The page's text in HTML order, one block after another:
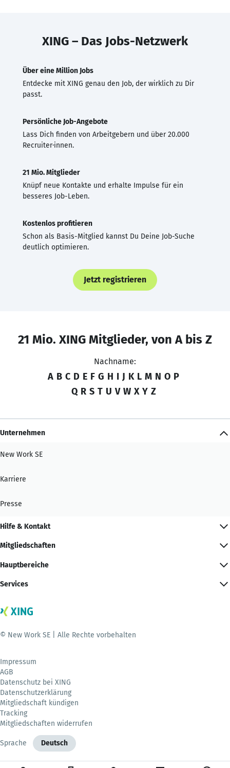
XING – Das Jobs-Netzwerk
Über eine Million Jobs
Entdecke mit XING genau den Job, der wirklich zu Dir
passt.
Persönliche Job-Angebote
Lass Dich finden von Arbeitgebern und über 20.000
Recruiter·innen.
21 Mio. Mitglieder
Knüpf neue Kontakte und erhalte Impulse für ein
besseres Job-Leben.
Kostenlos profitieren
Schon als Basis-Mitglied kannst Du Deine Job-Suche
deutlich optimieren.
Jetzt registrieren
21 Mio. XING Mitglieder, von A bis Z
Nachname:
A B C D E F G H I J K L M N O P
Q R S T U V W X Y Z
Unternehmen
New Work SE
Karriere
Presse
Hilfe & Kontakt
Mitgliedschaften
Hauptbereiche
Services
© New Work SE | Alle Rechte vorbehalten
Impressum
AGB
Datenschutz bei XING
Datenschutzerklärung
Mitgliedschaft kündigen
Tracking
Mitgliedschaften widerrufen
Sprache Deutsch